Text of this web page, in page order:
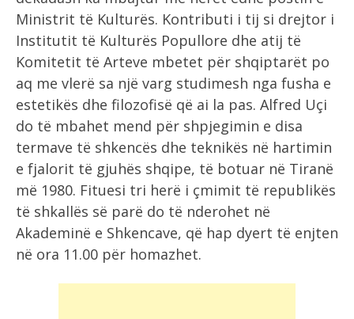
Ministrit të Kulturës. Kontributi i tij si drejtor i
Institutit të Kulturës Popullore dhe atij të
Komitetit të Arteve mbetet për shqiptarët po
aq me vlerë sa një varg studimesh nga fusha e
estetikës dhe filozofisë që ai la pas. Alfred Uçi
do të mbahet mend për shpjegimin e disa
termave të shkencës dhe teknikës në hartimin
e fjalorit të gjuhës shqipe, të botuar në Tiranë
më 1980. Fituesi tri herë i çmimit të republikës
të shkallës së parë do të nderohet në
Akademinë e Shkencave, që hap dyert të enjten
në ora 11.00 për homazhet.